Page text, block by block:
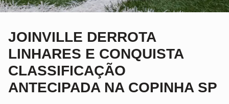
JOINVILLE DERROTA
LINHARES E CONQUISTA
CLASSIFICAÇÃO
ANTECIPADA NA COPINHA SP